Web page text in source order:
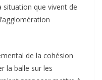
que vivent de
de la cohésion
la balle sur les